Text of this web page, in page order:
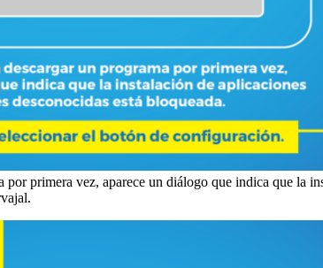
primera vez, aparece un diálogo que indica que la